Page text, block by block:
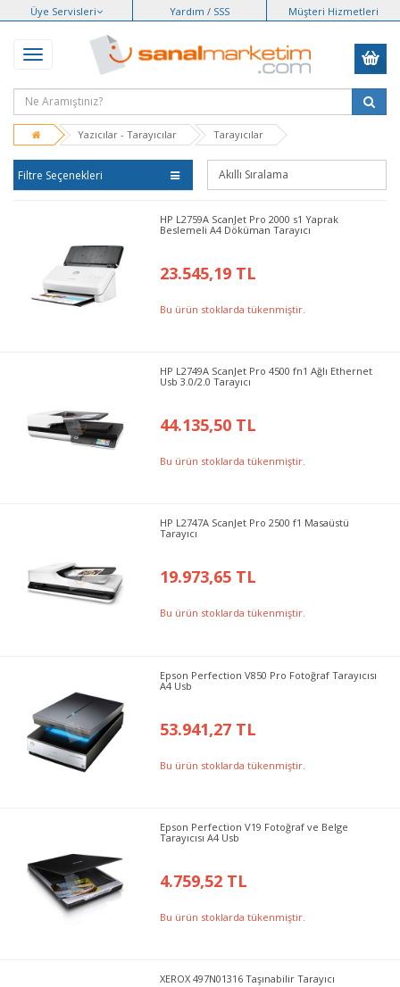
Üye Servisleri Yardım / SSS Müşteri Hizmetleri
Yazıcılar - Tarayıcılar Tarayıcılar
Filtre Seçenekleri
HP L2759A ScanJet Pro 2000 s1 Yaprak
Beslemeli A4 Döküman Tarayıcı
23.545,19 TL
Bu ürün stoklarda tükenmiştir.
HP L2749A ScanJet Pro 4500 fn1 Ağlı Ethernet
Usb 3.0/2.0 Tarayıcı
44.135,50 TL
Bu ürün stoklarda tükenmiştir.
HP L2747A ScanJet Pro 2500 f1 Masaüstü
Tarayıcı
19.973,65 TL
Bu ürün stoklarda tükenmiştir.
Epson Perfection V850 Pro Fotoğraf Tarayıcısı
A4 Usb
53.941,27 TL
Bu ürün stoklarda tükenmiştir.
Epson Perfection V19 Fotoğraf ve Belge
Tarayıcısı A4 Usb
4.759,52 TL
Bu ürün stoklarda tükenmiştir.
XEROX 497N01316 Taşınabilir Tarayıcı